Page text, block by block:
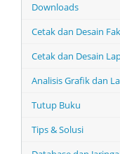
Downloads
Cetak dan Desain
Cetak dan Desain
Analisis Grafik dan
Tutup Buku
Tips & Solusi